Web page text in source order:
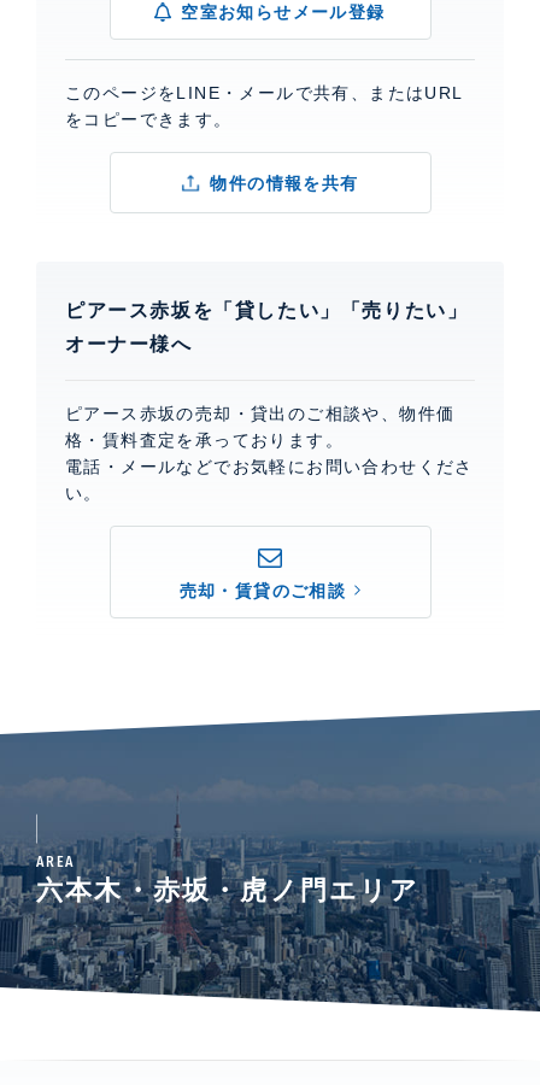
空室お知らせメール登録
このページをLINE・メールで共有、またはURL
をコピーできます。
物件の情報を共有
ピアース赤坂を「貸したい」「売りたい」
オーナー様へ
ピアース赤坂の売却・貸出のご相談や、物件価
格・賃料査定を承っております。
電話・メールなどでお気軽にお問い合わせくださ
い。
売却・賃貸のご相談
AREA
六本木・赤坂・虎ノ門エリア